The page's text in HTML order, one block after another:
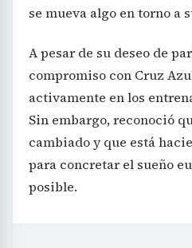
se mueva algo en torno a
A pesar de su deseo de
compromiso con Cruz
activamente en los
Sin embargo, reconoció
cambiado y que está
para concretar el sueño
posible.